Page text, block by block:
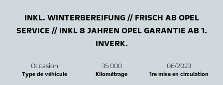
INKL. WINTERBEREIFUNG // FRISCH AB OPEL
SERVICE // INKL 8 JAHREN OPEL GARANTIE AB 1.
INVERK.
Occasion
Type de véhicule
35 000
Kilométrage
06/2023
1re mise en circulation